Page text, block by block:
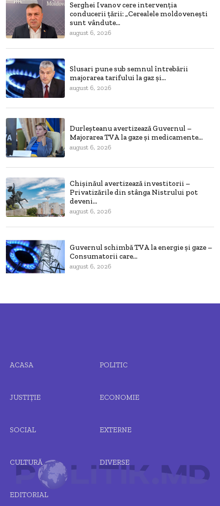
Serghei Ivanov cere intervenția
conducerii țării: „Cerealele moldovenești
sunt vândute...
august 6, 2026
Slusari pune sub semnul întrebării
majorarea tarifului la gaz și...
august 6, 2026
Durleșteanu avertizează Guvernul –
Majorarea TVA la gaze și medicamente...
august 6, 2026
Chișinăul avertizează investitorii –
Privatizările din stânga Nistrului pot
deveni...
august 6, 2026
Guvernul schimbă TVA la energie și gaze –
Consumatorii care...
august 6, 2026
ACASA POLITIC
JUSTIȚIE ECONOMIE
SOCIAL EXTERNE
CULTURĂ DIVERSE
EDITORIAL